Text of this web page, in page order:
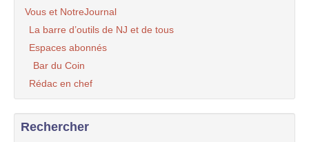
Vous et NotreJournal
La barre d’outils de NJ et de tous
Espaces abonnés
Bar du Coin
Rédac en chef
Rechercher